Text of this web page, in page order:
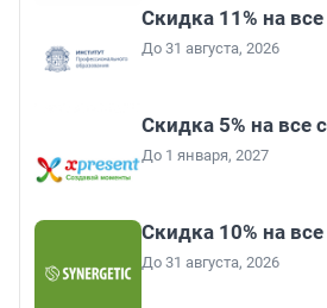
Скидка 11% на
До 31 августа, 2026
Скидка 5% на все
До 1 января, 2027
Скидка 10% на
До 31 августа, 2026